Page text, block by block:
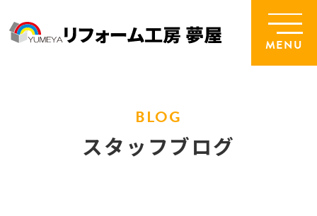
MENU
BLOG
スタッフブログ